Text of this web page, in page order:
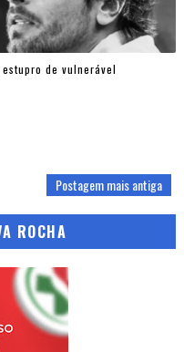
de vulnerável
Postagem mais antiga
ROCHA